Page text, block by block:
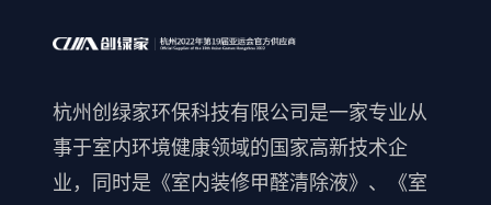
杭州创绿家环保科技有限公司是一家专业从
事于室内环境健康领域的国家高新技术企
业，同时是《室内装修甲醛清除液》、《室